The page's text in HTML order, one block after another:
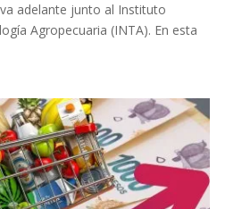
adelante junto al Instituto
Agropecuaria (INTA). En esta